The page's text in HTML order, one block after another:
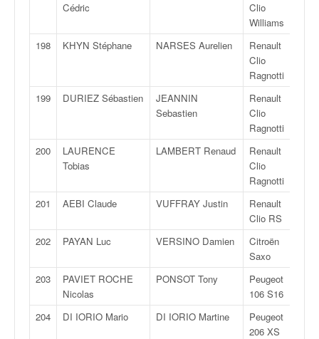
Cédric
Clio
Williams
198 KHYN Stéphane NARSES Aurelien
Renault
Clio
Ragnotti
199 DURIEZ Sébastien
JEANNIN
Sebastien
Renault
Clio
Ragnotti
200
LAURENCE
Tobias
LAMBERT Renaud
Renault
Clio
Ragnotti
201 AEBI Claude VUFFRAY Justin
Renault
Clio RS
202 PAYAN Luc VERSINO Damien
Citroën
Saxo
203
PAVIET ROCHE
Nicolas
PONSOT Tony
Peugeot
106 S16
204 DI IORIO Mario DI IORIO Martine
Peugeot
206 XS